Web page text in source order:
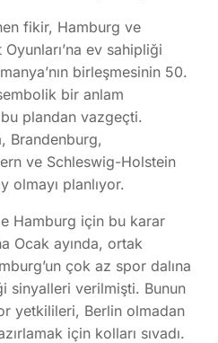
fikir, Hamburg ve
ev sahipliği
birleşmesinin 50.
bir anlam
plandan vazgeçti.
Brandenburg,
ve Schleswig-Holstein
olmayı planlıyor.
Hamburg için bu karar
Ocak ayında, ortak
çok az spor dalına
sinyalleri verilmişti. Bunun
yetkilileri, Berlin olmadan
için kolları sıvadı.